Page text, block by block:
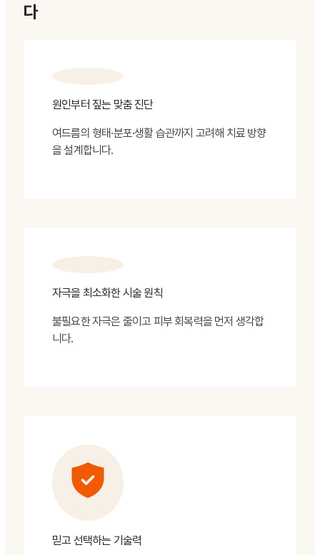
다
원인부터 짚는 맞춤 진단
여드름의 형태·분포·생활 습관까지 고려해 치료 방향
을 설계합니다.
자극을 최소화한 시술 원칙
불필요한 자극은 줄이고 피부 회복력을 먼저 생각합
니다.
믿고 선택하는 기술력